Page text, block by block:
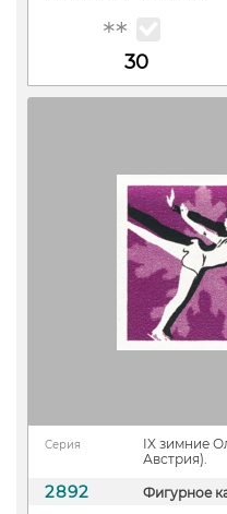
30
Серия
IX зимние
Австрия).
2892 Фигурное